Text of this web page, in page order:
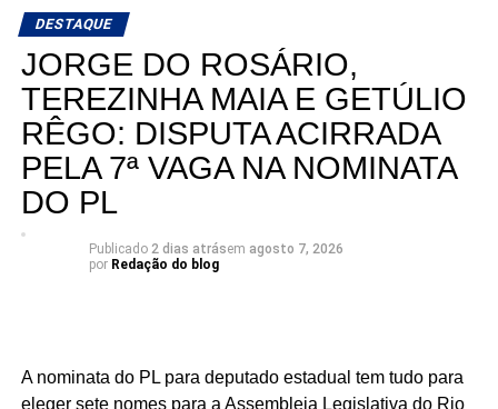
votação dentro da nominata.
Com cinco cadeiras consideradas viáveis e uma sexta
dependendo de um desempenho acima do esperado, a
briga interna do União Progressista promete ser uma das
mais interessantes da eleição para a Assembleia
Legislativa em 2026.
DESTAQUE
JORGE DO ROSÁRIO,
TEREZINHA MAIA E GETÚLIO
RÊGO: DISPUTA ACIRRADA
PELA 7ª VAGA NA NOMINATA
DO PL
Publicado 2 dias atrásem agosto 7, 2026
por Redação do blog
A nominata do PL para deputado estadual tem tudo para
eleger sete nomes para a Assembleia Legislativa do Rio